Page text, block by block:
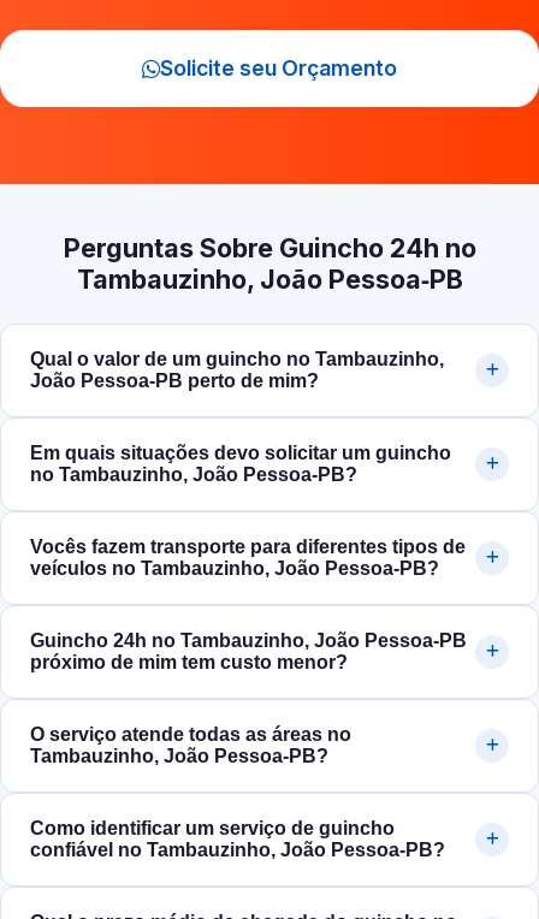
Solicite seu Orçamento
Perguntas Sobre Guincho 24h no
Tambauzinho, João Pessoa‑PB
Qual o valor de um guincho no Tambauzinho,
João Pessoa‑PB perto de mim?
Em quais situações devo solicitar um guincho
no Tambauzinho, João Pessoa‑PB?
Vocês fazem transporte para diferentes tipos de
veículos no Tambauzinho, João Pessoa‑PB?
Guincho 24h no Tambauzinho, João Pessoa‑PB
próximo de mim tem custo menor?
O serviço atende todas as áreas no
Tambauzinho, João Pessoa‑PB?
Como identificar um serviço de guincho
confiável no Tambauzinho, João Pessoa‑PB?